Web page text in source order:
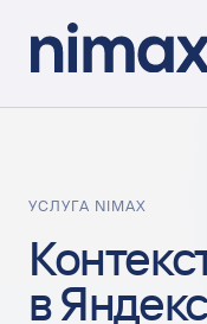
УСЛУГА NIMAX
в